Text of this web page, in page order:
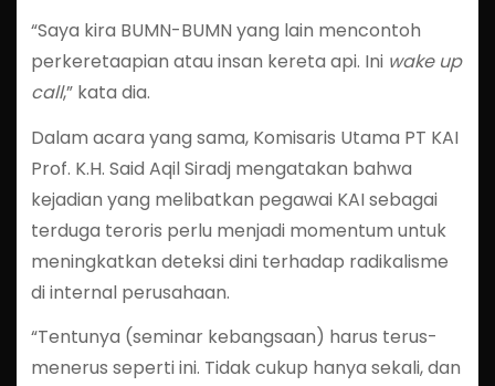
“Saya kira BUMN-BUMN yang lain mencontoh
perkeretaapian atau insan kereta api. Ini wake up
call,” kata dia.
Dalam acara yang sama, Komisaris Utama PT KAI
Prof. K.H. Said Aqil Siradj mengatakan bahwa
kejadian yang melibatkan pegawai KAI sebagai
terduga teroris perlu menjadi momentum untuk
meningkatkan deteksi dini terhadap radikalisme
di internal perusahaan.
“Tentunya (seminar kebangsaan) harus terus-
menerus seperti ini. Tidak cukup hanya sekali, dan